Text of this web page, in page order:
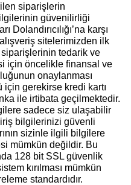
siparişlerin
güvenilirliği
Dolandırıcılığı’na karşı
sitelerimizden ilk
tedarik ve
için öncelikle finansal ve
onaylanması
gerekirse kredi kartı
ile irtibata geçilmektedir.
sadece siz ulaşabilir
bilgilerinizi güvenli
sizinle ilgili bilgilere
mümkün değildir. Bu
128 bit SSL güvenlik
kırılması mümkün
standardıdır.